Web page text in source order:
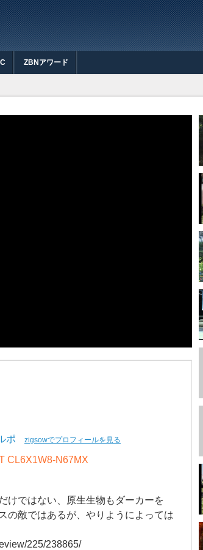
ZBNアワード
ポ zigsowでプロフィールを見る
CL6X1W8-N67MX
けではない、原生生物もダーカーを
の敵ではあるが、やりようによっては
225/238865/